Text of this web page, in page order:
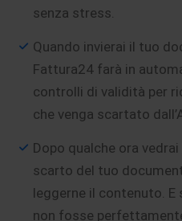
senza stress.
Quando invierai il tuo
Fattura24 farà in
controlli di validità per
che venga scartato
Dopo qualche ora
scarto del tuo
leggerne il contenuto. E
non fosse